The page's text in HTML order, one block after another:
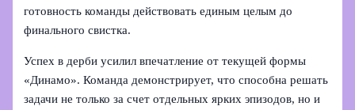
готовность команды действовать единым целым до
финального свистка.
Успех в дерби усилил впечатление от текущей формы
«Динамо». Команда демонстрирует, что способна решать
задачи не только за счет отдельных ярких эпизодов, но и